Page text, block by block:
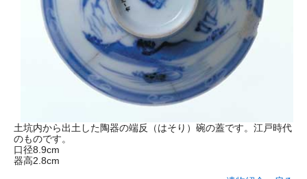
土坑内から出土した陶器の端反（はそり）碗の蓋です。江戸時代
のものです。
口径8.9cm
器高2.8cm